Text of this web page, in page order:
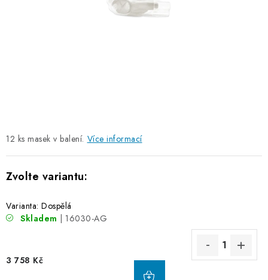
12 ks masek v balení. Více informací
Varianta: Dospělá
Skladem
| 16030-AG
3 758 Kč